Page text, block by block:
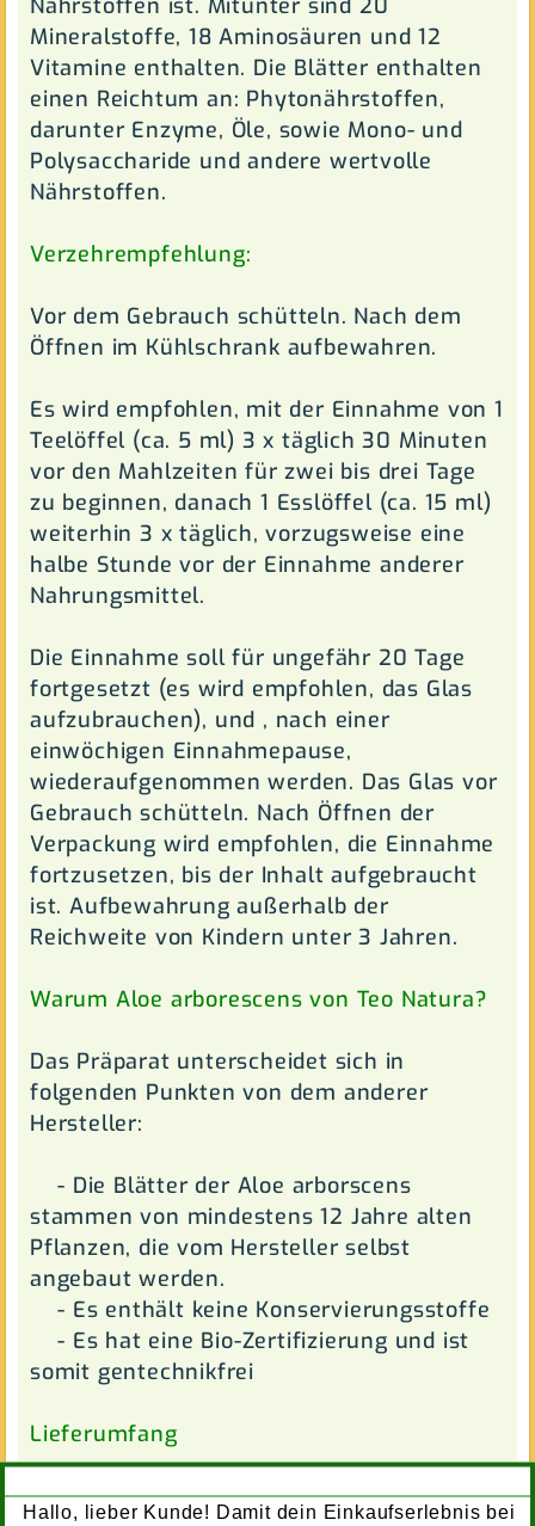
Nährstoffen ist. Mitunter sind 20
Mineralstoffe, 18 Aminosäuren und 12
Vitamine enthalten. Die Blätter enthalten
einen Reichtum an: Phytonährstoffen,
darunter Enzyme, Öle, sowie Mono- und
Polysaccharide und andere wertvolle
Nährstoffen.
Verzehrempfehlung:
Vor dem Gebrauch schütteln. Nach dem
Öffnen im Kühlschrank aufbewahren.
Es wird empfohlen, mit der Einnahme von 1
Teelöffel (ca. 5 ml) 3 x täglich 30 Minuten
vor den Mahlzeiten für zwei bis drei Tage
zu beginnen, danach 1 Esslöffel (ca. 15 ml)
weiterhin 3 x täglich, vorzugsweise eine
halbe Stunde vor der Einnahme anderer
Nahrungsmittel.
Die Einnahme soll für ungefähr 20 Tage
fortgesetzt (es wird empfohlen, das Glas
aufzubrauchen), und , nach einer
einwöchigen Einnahmepause,
wiederaufgenommen werden. Das Glas vor
Gebrauch schütteln. Nach Öffnen der
Verpackung wird empfohlen, die Einnahme
fortzusetzen, bis der Inhalt aufgebraucht
ist. Aufbewahrung außerhalb der
Reichweite von Kindern unter 3 Jahren.
Warum Aloe arborescens von Teo Natura?
Das Präparat unterscheidet sich in
folgenden Punkten von dem anderer
Hersteller:
- Die Blätter der Aloe arborscens
stammen von mindestens 12 Jahre alten
Pflanzen, die vom Hersteller selbst
angebaut werden.
- Es enthält keine Konservierungsstoffe
- Es hat eine Bio-Zertifizierung und ist
somit gentechnikfrei
Lieferumfang
In einer PET-Flasche-braun mit 500 ml
Hallo, lieber Kunde! Damit dein Einkaufserlebnis bei